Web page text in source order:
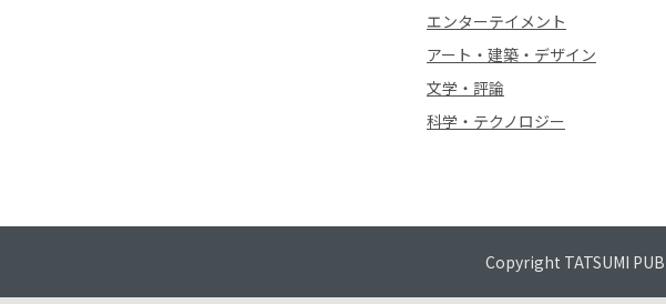
エンターテイメント
アート・建築・デザイン
文学・評論
科学・テクノロジー
Copyright TATSUMI